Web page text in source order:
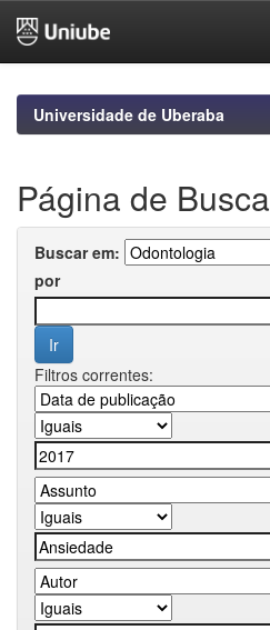
navigationUniversidade de Uberaba
Página de Busca
Buscar em:
por
Filtros correntes: